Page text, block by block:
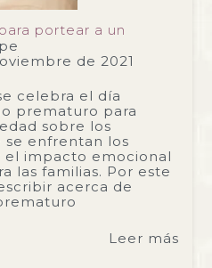
de 2021
celebra el día
prematuro para
sobre los
se enfrentan los
impacto emocional
las familias. Por este
acerca de
Leer más